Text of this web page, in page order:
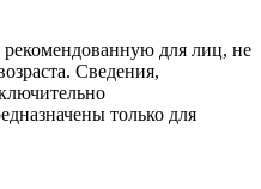
для лиц, не
Сведения,
только для